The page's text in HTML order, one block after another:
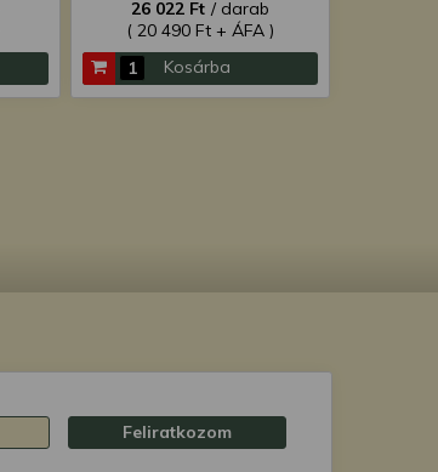
26 022 Ft / darab
( 20 490 Ft + ÁFA )
Kosárba
Feliratkozom